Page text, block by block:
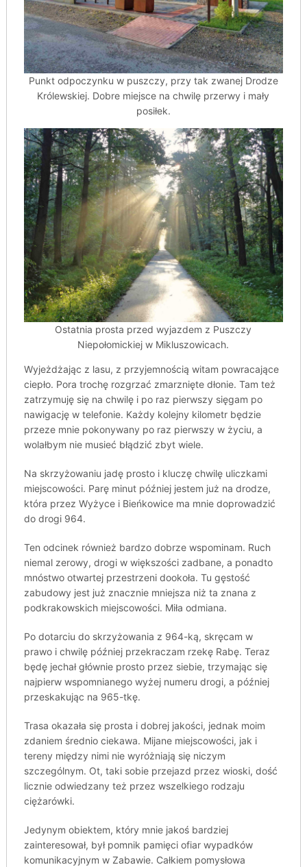
Punkt odpoczynku w puszczy, przy tak zwanej Drodze
Królewskiej. Dobre miejsce na chwilę przerwy i mały
posiłek.
Ostatnia prosta przed wyjazdem z Puszczy
Niepołomickiej w Mikluszowicach.
Wyjeżdżając z lasu, z przyjemnością witam powracające
ciepło. Pora trochę rozgrzać zmarznięte dłonie. Tam też
zatrzymuję się na chwilę i po raz pierwszy sięgam po
nawigację w telefonie. Każdy kolejny kilometr będzie
przeze mnie pokonywany po raz pierwszy w życiu, a
wolałbym nie musieć błądzić zbyt wiele.
Na skrzyżowaniu jadę prosto i kluczę chwilę uliczkami
miejscowości. Parę minut później jestem już na drodze,
która przez Wyżyce i Bieńkowice ma mnie doprowadzić
do drogi 964.
Ten odcinek również bardzo dobrze wspominam. Ruch
niemal zerowy, drogi w większości zadbane, a ponadto
mnóstwo otwartej przestrzeni dookoła. Tu gęstość
zabudowy jest już znacznie mniejsza niż ta znana z
podkrakowskich miejscowości. Miła odmiana.
Po dotarciu do skrzyżowania z 964-ką, skręcam w
prawo i chwilę później przekraczam rzekę Rabę. Teraz
będę jechał głównie prosto przez siebie, trzymając się
najpierw wspomnianego wyżej numeru drogi, a później
przeskakując na 965-tkę.
Trasa okazała się prosta i dobrej jakości, jednak moim
zdaniem średnio ciekawa. Mijane miejscowości, jak i
tereny między nimi nie wyróżniają się niczym
szczególnym. Ot, taki sobie przejazd przez wioski, dość
licznie odwiedzany też przez wszelkiego rodzaju
ciężarówki.
Jedynym obiektem, który mnie jakoś bardziej
zainteresował, był pomnik pamięci ofiar wypadków
komunikacyjnym w Zabawie. Całkiem pomysłowa